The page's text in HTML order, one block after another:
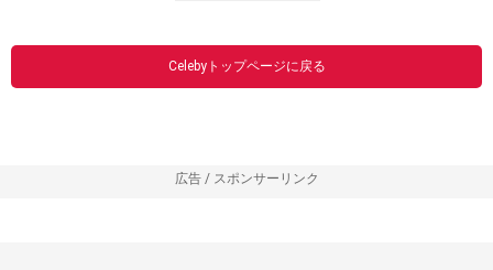
Celebyトップページに戻る
広告 / スポンサーリンク